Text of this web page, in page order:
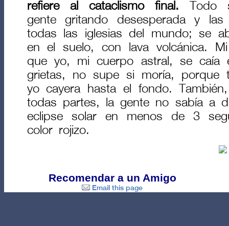
refiere al cataclismo final. Todo
gente gritando desesperada y
todas las iglesias del mundo; se
en el suelo, con lava volcánica.
que yo, mi cuerpo astral, se caía
grietas, no supe si moría, porque
yo cayera hasta el fondo.
todas partes, la gente no sabía a
eclipse solar en menos de 3
color rojizo.
Recomendar a un Amigo
Email this page